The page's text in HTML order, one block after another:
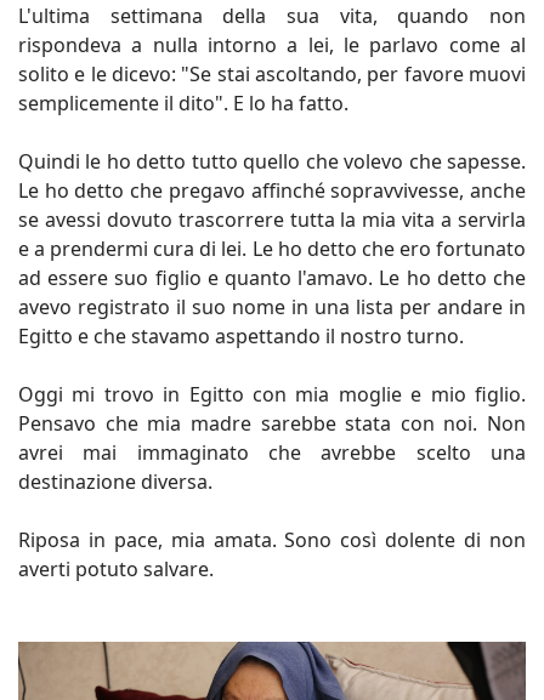
L'ultima settimana della sua vita, quando non
rispondeva a nulla intorno a lei, le parlavo come al
solito e le dicevo: "Se stai ascoltando, per favore muovi
semplicemente il dito". E lo ha fatto.
Quindi le ho detto tutto quello che volevo che sapesse.
Le ho detto che pregavo affinché sopravvivesse, anche
se avessi dovuto trascorrere tutta la mia vita a servirla
e a prendermi cura di lei. Le ho detto che ero fortunato
ad essere suo figlio e quanto l'amavo. Le ho detto che
avevo registrato il suo nome in una lista per andare in
Egitto e che stavamo aspettando il nostro turno.
Oggi mi trovo in Egitto con mia moglie e mio figlio.
Pensavo che mia madre sarebbe stata con noi. Non
avrei mai immaginato che avrebbe scelto una
destinazione diversa.
Riposa in pace, mia amata. Sono così dolente di non
averti potuto salvare.